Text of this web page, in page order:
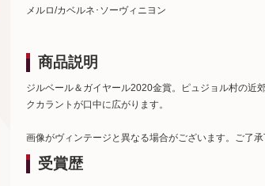
メルロ/カベルネ･ソーヴィニヨン
商品説明
ジルベール＆ガイヤール2020金賞。ピュジョル村の近
クカラントが口中に広がります。
画像がヴィンテージと異なる場合がございます。ご了承
受賞歴